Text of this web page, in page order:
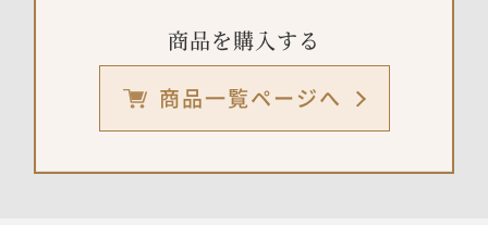
商品を購入する
商品一覧ページへ